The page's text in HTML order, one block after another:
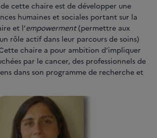
cette chaire est de développer une
humaines et sociales portant sur la
et l’empowerment(permettre aux
rôle actif dans leur parcours de soins)
chaire a pour ambition d’impliquer
par le cancer, des professionnels de
dans son programme de recherche et